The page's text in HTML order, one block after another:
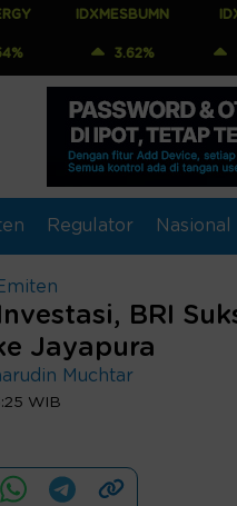
3.62%
IDXQ30
5.25%
Regulator Nasional
BRI
Jayapura
Muchtar
WIB